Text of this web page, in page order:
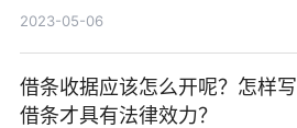
应注意哪些方面？
2023-05-06
借条收据应该怎么开呢？怎样写
借条才具有法律效力？